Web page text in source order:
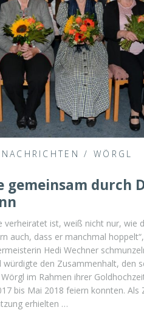
NACHRICHTEN / WÖRGL
gemeinsam durch
verheiratet ist, weiß nicht nur, wie
auch, dass er manchmal
Hedi Wechner
würdigte den Zusammenhalt, den
Wörgl im Rahmen ihrer
bis Mai 2018 feiern konnten. Als
erhielten …